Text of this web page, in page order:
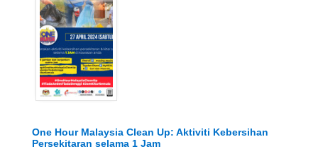
One Hour Malaysia Clean Up: Aktiviti Kebersihan
Persekitaran selama 1 Jam